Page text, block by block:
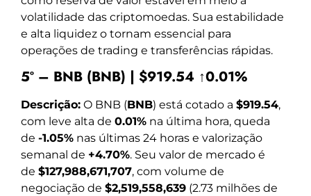
volatilidade das criptomoedas. Sua estabilidade
e alta liquidez o tornam essencial para
operações de trading e transferências rápidas.
5º – BNB (BNB) | $919.54 ↑0.01%
Descrição: O BNB (BNB) está cotado a $919.54,
com leve alta de 0.01% na última hora, queda
de -1.05% nas últimas 24 horas e valorização
semanal de +4.70%. Seu valor de mercado é
de $127,988,671,707, com volume de
negociação de $2,519,558,639 (2.73 milhões de